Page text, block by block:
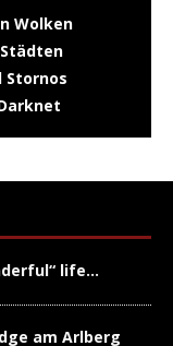
Wolken
Stornos
life…
am Arlberg